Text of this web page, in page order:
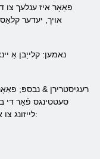
פאַאָר איז ענלעך צו
אויך, יעדער קלאַס
רעגיסטרירן & נבספּ;
סעטטינגס פֿאַר די
לייזונג צו אייער קאָמפּיוטער. בעשאַס די אויסזען ענטפער: